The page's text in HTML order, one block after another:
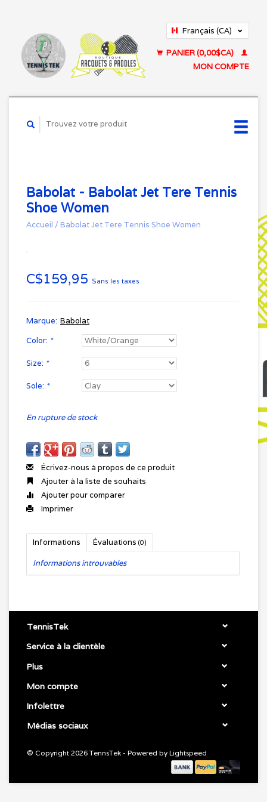
Français (CA)
PANIER (0,00$CA)
MON COMPTE
Babolat - Babolat Jet Tere Tennis
Shoe Women
Accueil / Babolat Jet Tere Tennis Shoe Women
C$159,95 Sans les taxes
Marque: Babolat
Color: *
Size: *
Sole: *
En rupture de stock
Écrivez-nous à propos de ce produit
Ajouter à la liste de souhaits
Ajouter pour comparer
Imprimer
Informations Évaluations (0)
Informations introuvables
TennisTek
Service à la clientèle
Plus
Mon compte
Infolettre
Médias sociaux
© Copyright 2026 TennsTek - Powered by Lightspeed